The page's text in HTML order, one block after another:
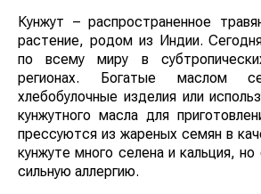
Кунжут – распространенное
растение, родом из Индии.
по всему миру в
регионах. Богатые маслом
хлебобулочные изделия или
кунжутного масла для
прессуются из жареных семян в
кунжуте много селена и кальция,
сильную аллергию.